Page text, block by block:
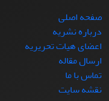
صفحه اصلی
درباره نشریه
اعضای هیات تحریریه
ارسال مقاله
تماس با ما
نقشه سایت